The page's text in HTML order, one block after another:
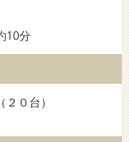
10分
０台）